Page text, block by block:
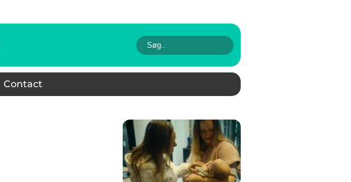
Contact